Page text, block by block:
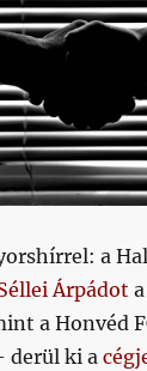
a
Árpádot
a Honvéd
derül ki a